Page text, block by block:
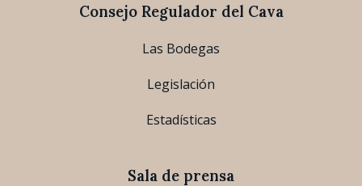
Consejo Regulador del Cava
Las Bodegas
Legislación
Estadísticas
Sala de prensa